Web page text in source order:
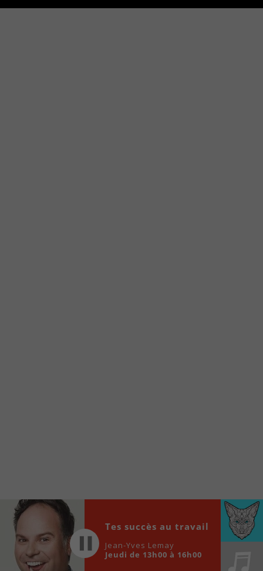
locale vous sont maintenant accessibles en un clic!
Audio
Player
00:00
Tes succès au travail
Jean-Yves Lemay
Jeudi de 13h00 à 16h00